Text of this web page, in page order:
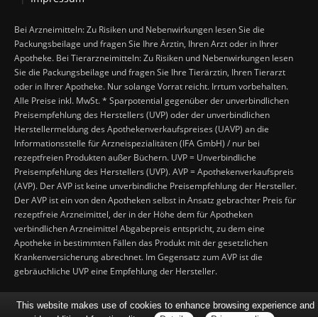
Bei Arzneimitteln: Zu Risiken und Nebenwirkungen lesen Sie die
Packungsbeilage und fragen Sie Ihre Ärztin, Ihren Arzt oder in Ihrer
Apotheke. Bei Tierarzneimitteln: Zu Risiken und Nebenwirkungen lesen
Sie die Packungsbeilage und fragen Sie Ihre Tierärztin, Ihren Tierarzt
oder in Ihrer Apotheke. Nur solange Vorrat reicht. Irrtum vorbehalten.
Alle Preise inkl. MwSt. * Sparpotential gegenüber der unverbindlichen
Preisempfehlung des Herstellers (UVP) oder der unverbindlichen
Herstellermeldung des Apothekenverkaufspreises (UAVP) an die
Informationsstelle für Arzneispezialitäten (IFA GmbH) / nur bei
rezeptfreien Produkten außer Büchern. UVP = Unverbindliche
Preisempfehlung des Herstellers (UVP). AVP = Apothekenverkaufspreis
(AVP). Der AVP ist keine unverbindliche Preisempfehlung der Hersteller.
Der AVP ist ein von den Apotheken selbst in Ansatz gebrachter Preis für
rezeptfreie Arzneimittel, der in der Höhe dem für Apotheken
verbindlichen Arzneimittel Abgabepreis entspricht, zu dem eine
Apotheke in bestimmten Fällen das Produkt mit der gesetzlichen
Krankenversicherung abrechnet. Im Gegensatz zum AVP ist die
gebräuchliche UVP eine Empfehlung der Hersteller.
This website makes use of cookies to enhance browsing experience and